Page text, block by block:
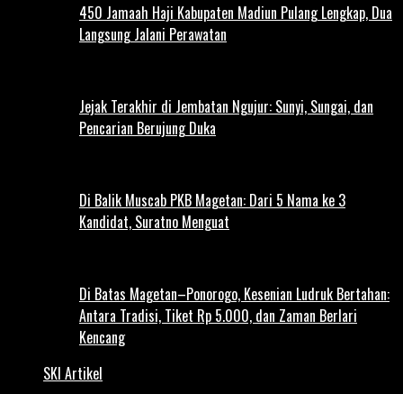
450 Jamaah Haji Kabupaten Madiun Pulang Lengkap, Dua
Langsung Jalani Perawatan
Jejak Terakhir di Jembatan Ngujur: Sunyi, Sungai, dan
Pencarian Berujung Duka
Di Balik Muscab PKB Magetan: Dari 5 Nama ke 3
Kandidat, Suratno Menguat
Di Batas Magetan–Ponorogo, Kesenian Ludruk Bertahan:
Antara Tradisi, Tiket Rp 5.000, dan Zaman Berlari
Kencang
SKI Artikel